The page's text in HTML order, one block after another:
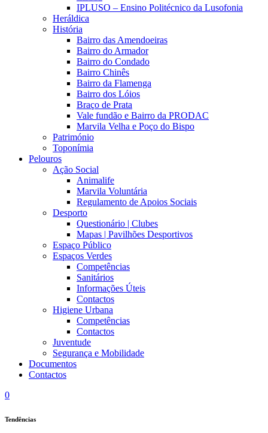
IPLUSO – Ensino Politécnico da Lusofonia
Heráldica
História
Bairro das Amendoeiras
Bairro do Armador
Bairro do Condado
Bairro Chinês
Bairro da Flamenga
Bairro dos Lóios
Braço de Prata
Vale fundão e Bairro da PRODAC
Marvila Velha e Poço do Bispo
Património
Toponímia
Pelouros
Ação Social
Animalife
Marvila Voluntária
Regulamento de Apoios Sociais
Desporto
Questionário | Clubes
Mapas | Pavilhões Desportivos
Espaço Público
Espaços Verdes
Competências
Sanitários
Informações Úteis
Contactos
Higiene Urbana
Competências
Contactos
Juventude
Segurança e Mobilidade
Documentos
Contactos
0
Tendências